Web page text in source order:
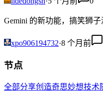
Gemini 的新功能，搞笑狮子
xpo906194732·8 个月前
节点
全部分享创造奇思妙想技术